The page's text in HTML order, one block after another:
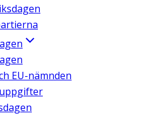
EU-nämnden